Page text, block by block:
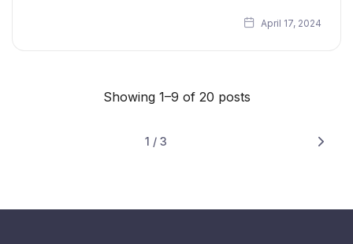
April 17, 2024
Showing 1–9 of 20 posts
1 / 3 Next